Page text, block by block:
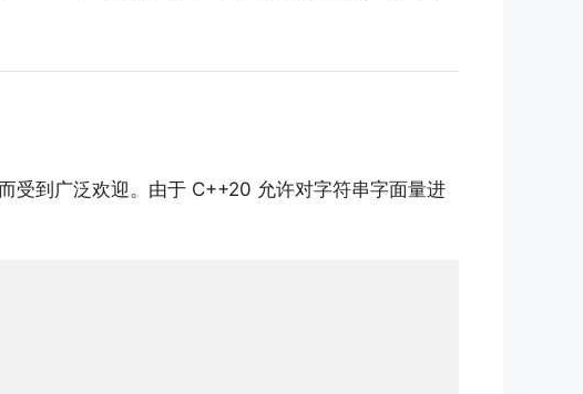
受到广泛欢迎。由于 C++20 允许对字符串字面量进